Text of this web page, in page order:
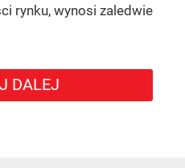
rynku, wynosi zaledwie
DALEJ